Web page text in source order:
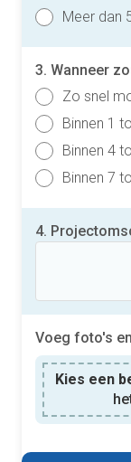
Meer dan
3. Wanneer
Zo snel
Binnen 1
Binnen 4
Binnen 7
4.
Voeg foto's
Kies een